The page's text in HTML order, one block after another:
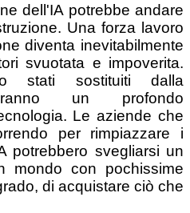
dell'IA potrebbe andare
Una forza lavoro
diventa inevitabilmente
svuotata e impoverita.
stati sostituiti dalla
un profondo
Le aziende che
per rimpiazzare i
potrebbero svegliarsi un
mondo con pochissime
di acquistare ciò che